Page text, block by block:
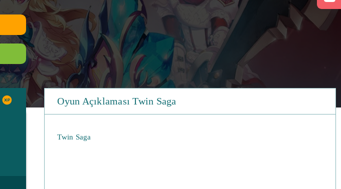
Oyun Açıklaması Twin Saga
Twin Saga